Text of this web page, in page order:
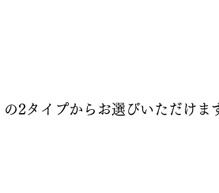
2タイプからお選びいただけま